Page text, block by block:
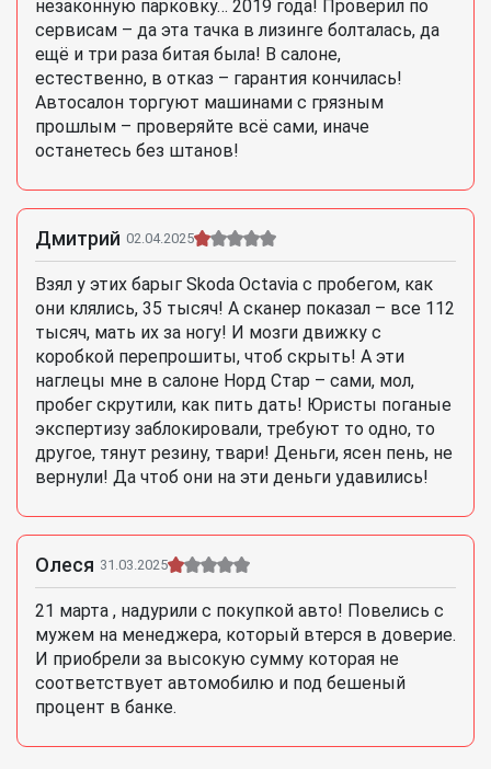
незаконную парковку… 2019 года! Проверил по
сервисам – да эта тачка в лизинге болталась, да
ещё и три раза битая была! В салоне,
естественно, в отказ – гарантия кончилась!
Автосалон торгуют машинами с грязным
прошлым – проверяйте всё сами, иначе
останетесь без штанов!
Дмитрий 02.04.2025
Взял у этих барыг Skoda Octavia с пробегом, как
они клялись, 35 тысяч! А сканер показал – все 112
тысяч, мать их за ногу! И мозги движку с
коробкой перепрошиты, чтоб скрыть! А эти
наглецы мне в салоне Норд Стар – сами, мол,
пробег скрутили, как пить дать! Юристы поганые
экспертизу заблокировали, требуют то одно, то
другое, тянут резину, твари! Деньги, ясен пень, не
вернули! Да чтоб они на эти деньги удавились!
Олеся 31.03.2025
21 марта , надурили с покупкой авто! Повелись с
мужем на менеджера, который втерся в доверие.
И приобрели за высокую сумму которая не
соответствует автомобилю и под бешеный
процент в банке.